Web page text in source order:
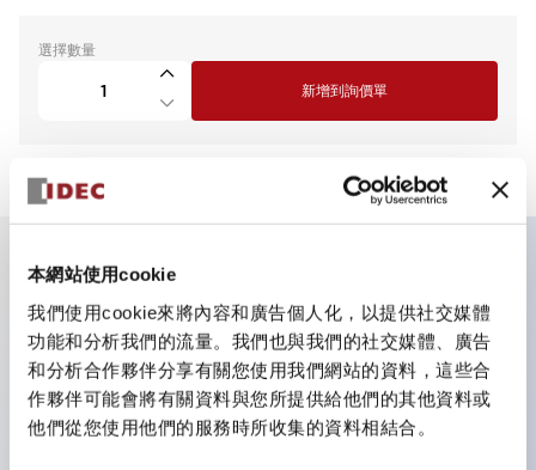
本網站使用cookie
我們使用cookie來將內容和廣告個人化，以提供社交媒體
功能和分析我們的流量。我們也與我們的社交媒體、廣告
和分析合作夥伴分享有關您使用我們網站的資料，這些合
作夥伴可能會將有關資料與您所提供給他們的其他資料或
他們從您使用他們的服務時所收集的資料相結合。
選擇數量
新增到詢價單
主要特點
CS型凸輪開關是方便用於設備的開關和切換，適用範圍廣
泛的操作開關器。
提供72種標準迴路